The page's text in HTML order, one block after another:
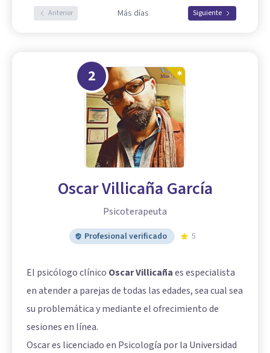
Anterior Más días Siguiente
2
Oscar Villicaña García
Psicoterapeuta
Profesional verificado 5
El psicólogo clínico Oscar Villicañaes especialista
en atender a parejas de todas las edades, sea cual sea
su problemática y mediante el ofrecimiento de
sesiones en línea.
Oscar es licenciado en Psicología por la Universidad